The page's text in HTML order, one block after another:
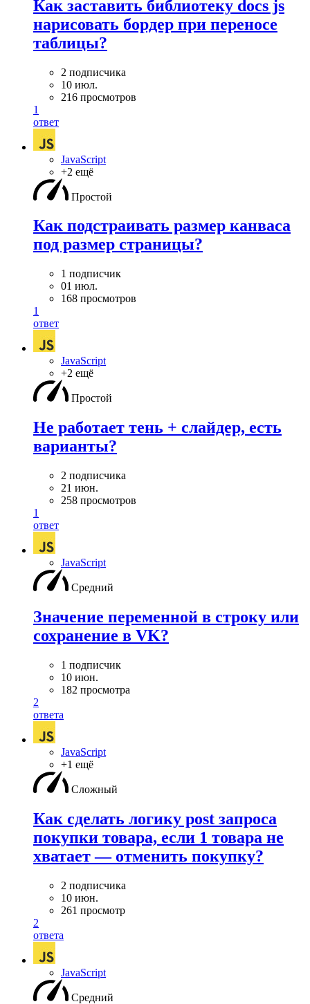
Как заставить библиотеку docs js
нарисовать бордер при переносе
таблицы?
2 подписчика
10 июл.
216 просмотров
1
ответ
JavaScript
+2 ещё
Простой
Как подстраивать размер канваса
под размер страницы?
1 подписчик
01 июл.
168 просмотров
1
ответ
JavaScript
+2 ещё
Простой
Не работает тень + слайдер, есть
варианты?
2 подписчика
21 июн.
258 просмотров
1
ответ
JavaScript
Средний
Значение переменной в строку или
сохранение в VK?
1 подписчик
10 июн.
182 просмотра
2
ответа
JavaScript
+1 ещё
Сложный
Как сделать логику post запроса
покупки товара, если 1 товара не
хватает — отменить покупку?
2 подписчика
10 июн.
261 просмотр
2
ответа
JavaScript
Средний